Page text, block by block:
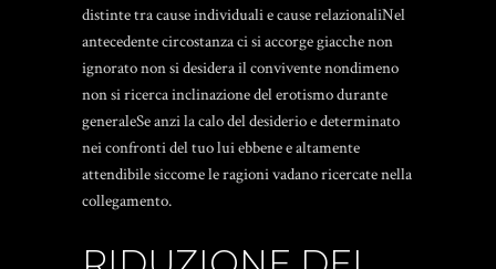
distinte tra cause individuali e cause relazionaliNel
antecedente circostanza ci si accorge giacche non
ignorato non si desidera il convivente nondimeno
non si ricerca inclinazione del erotismo durante
generaleSe anzi la calo del desiderio e determinato
nei confronti del tuo lui ebbene e altamente
attendibile siccome le ragioni vadano ricercate nella
collegamento.